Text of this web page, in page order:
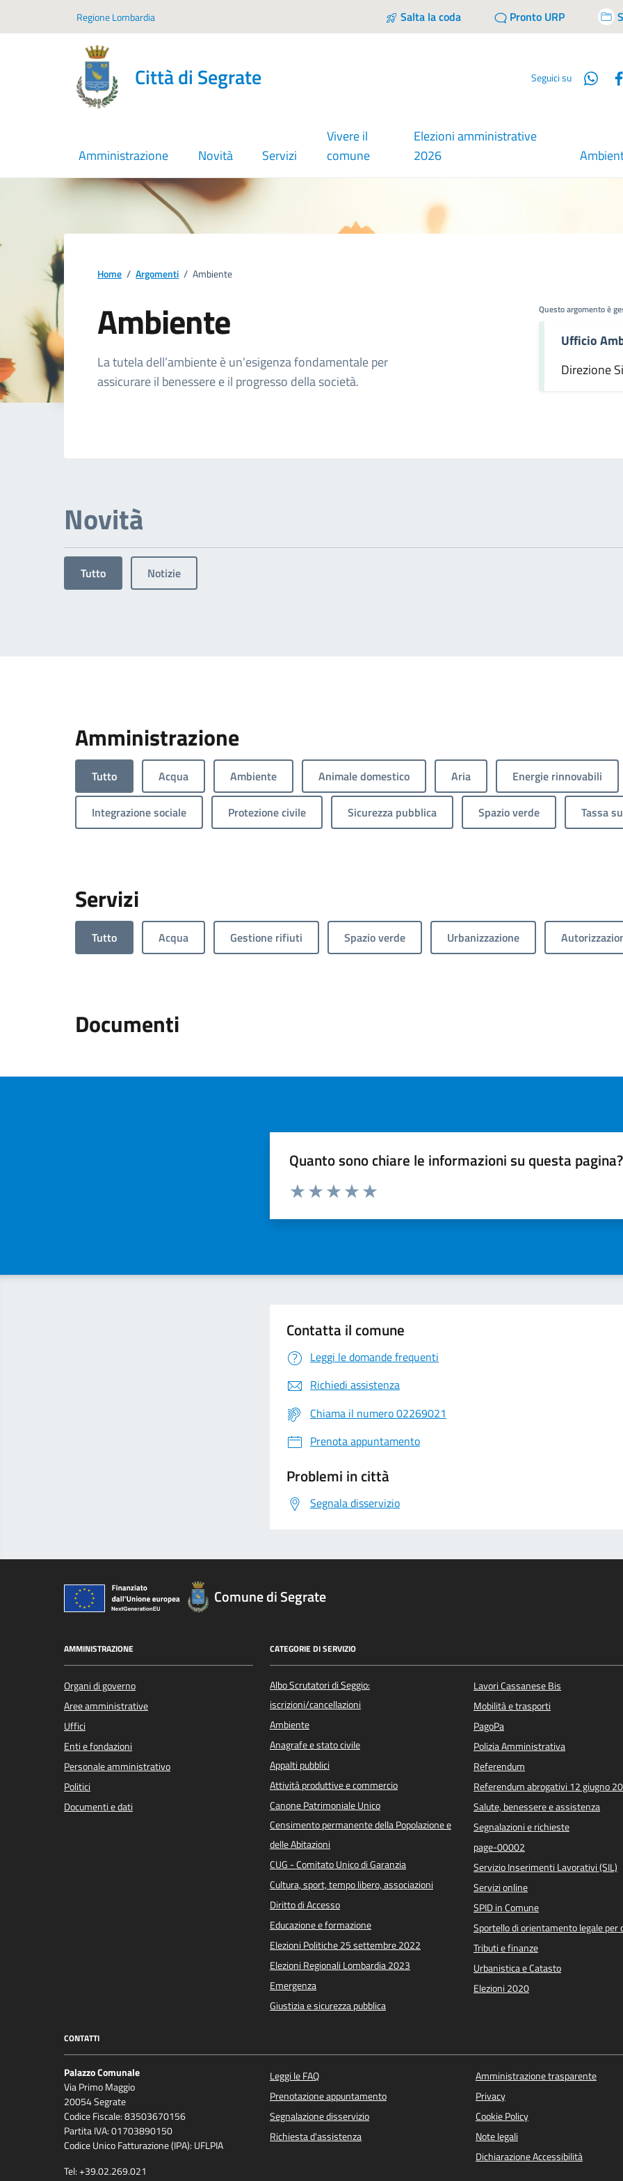
Regione Lombardia Salta la coda Pronto URP
Città di Segrate Seguici su
Amministrazione Novità Servizi
Vivere il
comune
Elezioni amministrative
2026
Home / Argomenti / Ambiente
Ambiente
Dettagli dell'argomento
La tutela dell’ambiente è un’esigenza fondamentale per
assicurare il benessere e il progresso della società.
Questo argomento è
Ufficio
Direzione
Novità
Tutto Notizie
Amministrazione
Tutto Acqua Ambiente Animale domestico Aria Energie rinnovabili
Integrazione sociale Protezione civile Sicurezza pubblica Spazio verde Tassa
Servizi
Tutto Acqua Gestione rifiuti Spazio verde Urbanizzazione
Documenti
Quanto sono chiare le informazioni su questa pagina?
Valuta da 1 a 5 stelle la pagina
Contatta il comune
Leggi le domande frequenti
Richiedi assistenza
Chiama il numero 02269021
Prenota appuntamento
Problemi in città
Segnala disservizio
Comune di Segrate
AMMINISTRAZIONE
Organi di governo
Aree amministrative
Uffici
Enti e fondazioni
Personale amministrativo
Politici
Documenti e dati
CATEGORIE DI SERVIZIO
Albo Scrutatori di Seggio:
iscrizioni/cancellazioni
Ambiente
Anagrafe e stato civile
Appalti pubblici
Attività produttive e commercio
Canone Patrimoniale Unico
Censimento permanente della Popolazione e
delle Abitazioni
CUG - Comitato Unico di Garanzia
Cultura, sport, tempo libero, associazioni
Diritto di Accesso
Educazione e formazione
Elezioni Politiche 25 settembre 2022
Elezioni Regionali Lombardia 2023
Emergenza
Giustizia e sicurezza pubblica
Lavori Cassanese Bis
Mobilità e trasporti
PagoPa
Polizia Amministrativa
Referendum
Referendum abrogativi 12 giugno
Salute, benessere e assistenza
Segnalazioni e richieste
page-00002
Servizio Inserimenti Lavorativi (SIL)
Servizi online
SPID in Comune
Sportello di orientamento legale per
Tributi e finanze
Urbanistica e Catasto
Elezioni 2020
CONTATTI
Palazzo Comunale
Via Primo Maggio
20054 Segrate
Codice Fiscale: 83503670156
Partita IVA: 01703890150
Codice Unico Fatturazione (IPA): UFLPIA
Tel: +39.02.269.021
Leggi le FAQ
Prenotazione appuntamento
Segnalazione disservizio
Richiesta d'assistenza
Amministrazione trasparente
Privacy
Cookie Policy
Note legali
Dichiarazione Accessibilità